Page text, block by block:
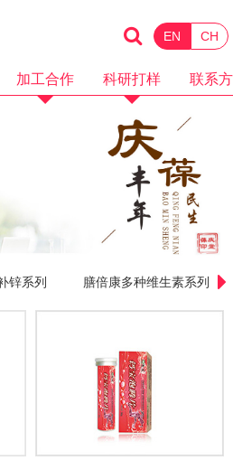
CH
EN
加工合作
膏霜加工
乳液加工
洗护加工
科研打样
微商电商
OEM加工
科研打样
联系
锌系列 膳倍康多种维生素系列